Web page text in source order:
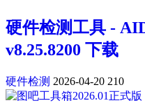
硬件检测工具 -
v8.25.8200 下载
硬件检测 2026-04-20 210